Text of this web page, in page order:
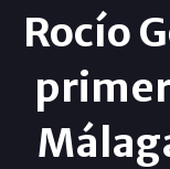
Rocío